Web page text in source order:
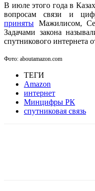
В июле этого года в
вопросам связи и
приняты Мажилисом,
Задачами закона
спутникового интернета
Фото: aboutamazon.com
ТЕГИ
Amazon
интернет
Минцифры РК
спутниковая связь